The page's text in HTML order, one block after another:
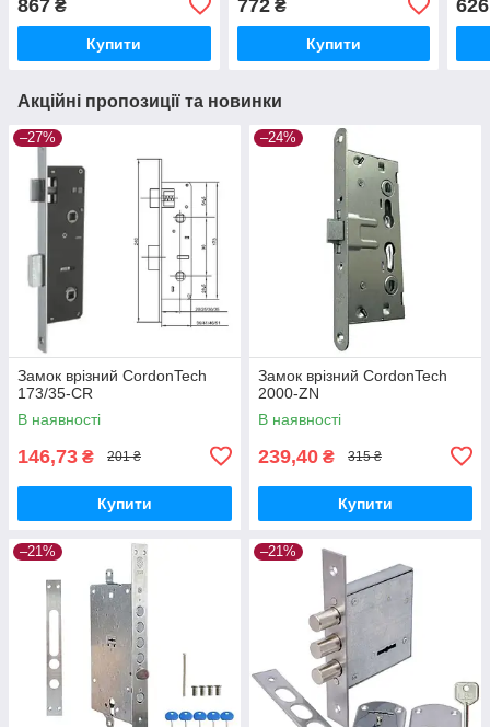
867 ₴
Купити
772₴
Купити
626
Акційні пропозиції та новинки
–27%
Замок врізний CordonTech
173/35-CR
В наявності
146,73 ₴ 201 ₴
Купити
–24%
Замок врізний CordonTech
2000-ZN
В наявності
239,40 ₴ 315 ₴
Купити
–21% –21%